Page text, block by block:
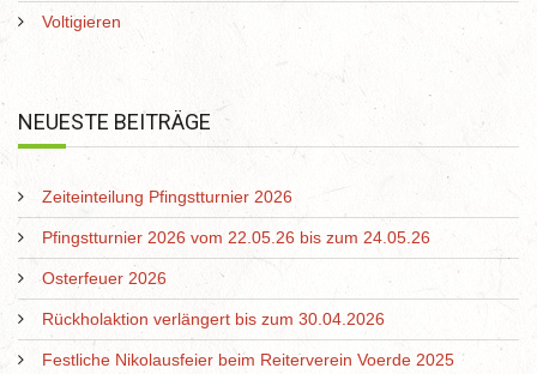
Voltigieren
NEUESTE BEITRÄGE
Zeiteinteilung Pfingstturnier 2026
Pfingstturnier 2026 vom 22.05.26 bis zum 24.05.26
Osterfeuer 2026
Rückholaktion verlängert bis zum 30.04.2026
Festliche Nikolausfeier beim Reiterverein Voerde 2025